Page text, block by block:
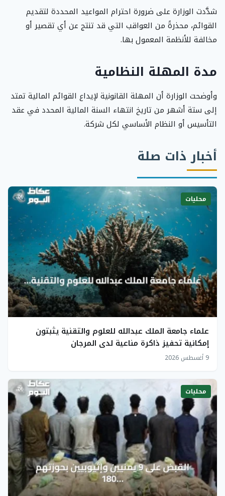
شدَّدت الوزارة على ضرورة احترام المواعيد المحددة لتقديم
القوائم، محذرةً من العواقب التي قد تنتج عن أي تقصير أو
مخالفة للأنظمة المعمول بها.
مدة المهلة النظامية
وأوضحت الوزارة أن المهلة القانونية لإيداع القوائم المالية تمتد
إلى ستة أشهر من تاريخ انتهاء السنة المالية المحدد في عقد
التأسيس أو النظام الأساسي لكل شركة.
أخبار ذات صلة
محليات
علماء جامعة الملك عبدالله للعلوم والتقنية يثبتون
إمكانية تحفيز ذاكرة مناعية لدى المرجان
9 أغسطس 2026
محليات